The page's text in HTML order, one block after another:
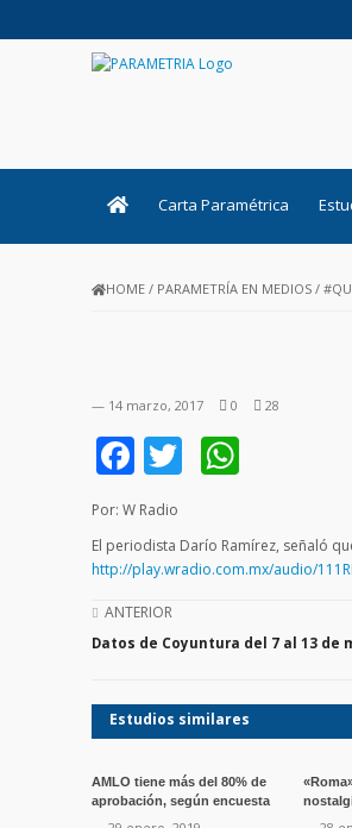
Carta Paramétrica
HOME / PARAMETRÍA EN MEDIOS /
— 14 marzo, 2017 0 28
Facebook
Twitter
Por: W Radio
El periodista Darío Ramírez, señaló
http://play.wradio.com.mx/audio/
ANTERIOR
Datos de Coyuntura del 7 al 13 de
Estudios similares
AMLO tiene más del 80% de
aprobación, según encuesta